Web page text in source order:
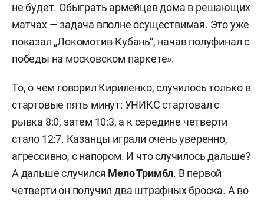
не будет. Обыграть армейцев дома в решающих
матчах — задача вполне осуществимая. Это уже
показал „Локомотив-Кубань“, начав полуфинал с
победы на московском паркете».
То, о чем говорил Кириленко, случилось только в
стартовые пять минут: УНИКС стартовал с
рывка 8:0, затем 10:3, а к середине четверти
стало 12:7. Казанцы играли очень уверенно,
агрессивно, с напором. И что случилось дальше?
А дальше случился МелоТримбл. В первой
четверти он получил два штрафных броска. А во